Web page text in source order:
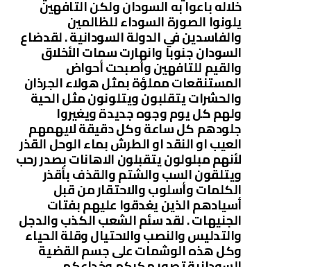
خلاله باعوا به السودان ولكن التافهين
يلونوا الصورة السوداء للظالمين
والفاسدين في الدولة السودانية . لقدضاع
السودان جنوبا وانهارت سمات الأخلاق
والقيم للتافهين وأصبحت أحواض
المستنقعات مملؤة بمثل هولاء الجرذان
والحشرات يتقلبون ويتلونون مثل الحية
ولهم كل يوم وجوه جديدة ويغيروا
جلودهم كل ساعة وكل دقيقة لايهمهم
العيب او النقد او الطرش بماء الوحل القذر
لأنهم مبلولون يتقبلون الاهانات بصدر رحب
ويتلقون السب والشتم والقذف بأقذر
الكلمات وأسلوب والاحتقار من قبل
أسيادهم الذين يغدقوا عليهم بفتات
الجنيهات . لقد سئم الشعب الكذب والدجل
والتدليس والنصب والاحتيال وقلة الحياء
وكل هذه الوشمات على جسم القضية